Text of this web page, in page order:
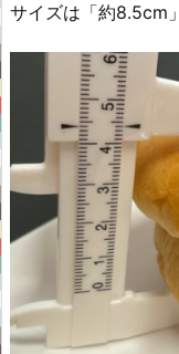
サイズは「約8.5cm